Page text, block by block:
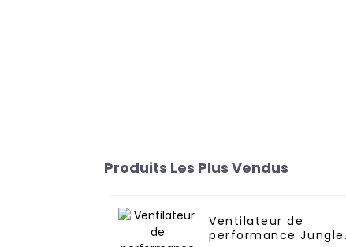
Produits Les Plus Vendus
Ventilateur de
performance Jungle